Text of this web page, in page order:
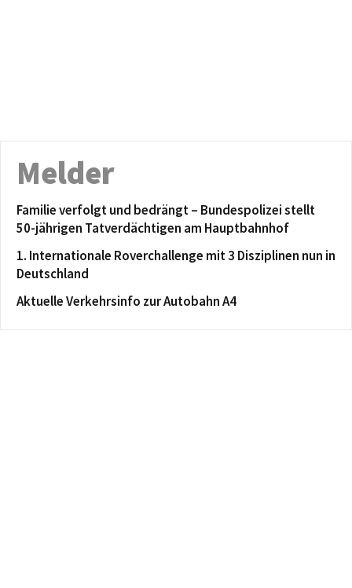
Melder
Familie verfolgt und bedrängt – Bundespolizei stellt
50-jährigen Tatverdächtigen am Hauptbahnhof
1. Internationale Roverchallenge mit 3 Disziplinen nun in
Deutschland
Aktuelle Verkehrsinfo zur Autobahn A4